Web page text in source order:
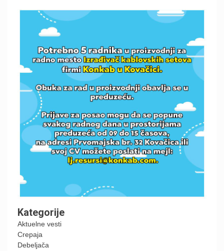
Kategorije
Aktuelne vesti
Crepaja
Debeljača